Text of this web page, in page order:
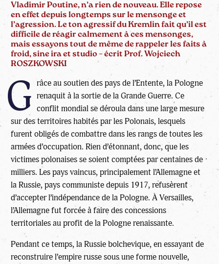
Vladimir Poutine, n’a rien de nouveau. Elle repose
en effet depuis longtemps sur le mensonge et
l’agression. Le ton agressif du Kremlin fait qu’il est
difficile de réagir calmement à ces mensonges,
mais essayons tout de même de rappeler les faits à
froid, sine ira et studio – écrit Prof. Wojciech
ROSZKOWSKI
G râce au soutien des pays de l’Entente, la Pologne
renaquit à la sortie de la Grande Guerre. Ce
conflit mondial se déroula dans une large mesure
sur des territoires habités par les Polonais, lesquels
furent obligés de combattre dans les rangs de toutes les
armées d’occupation. Rien d’étonnant, donc, que les
victimes polonaises se soient comptées par centaines de
milliers. Les pays vaincus, principalement l’Allemagne et
la Russie, pays communiste depuis 1917, refusèrent
d’accepter l’indépendance de la Pologne. À Versailles,
l’Allemagne fut forcée à faire des concessions
territoriales au profit de la Pologne renaissante.
Pendant ce temps, la Russie bolchevique, en essayant de
reconstruire l’empire russe sous une forme nouvelle,